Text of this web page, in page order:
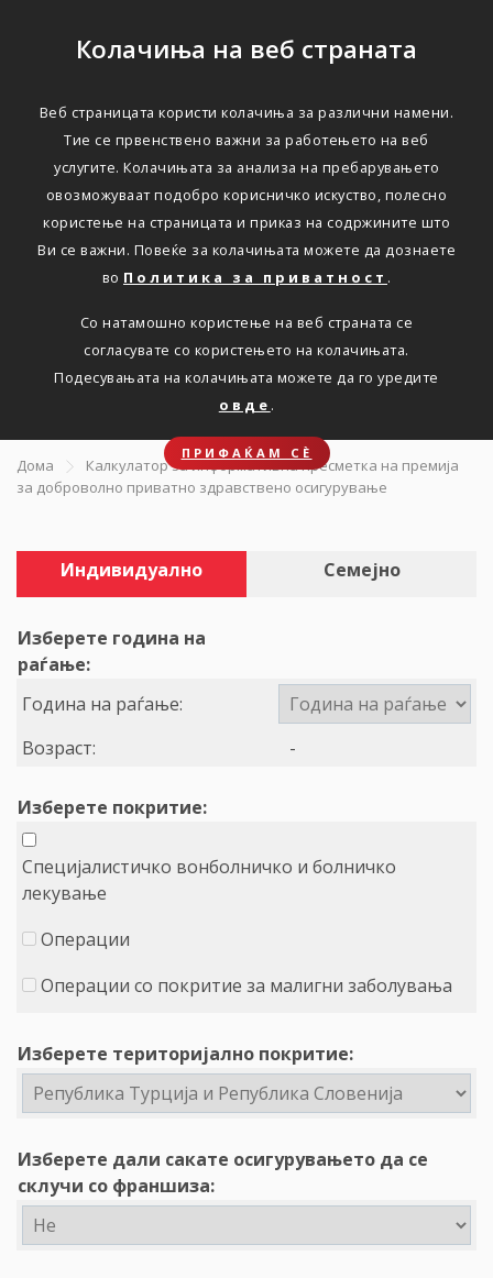
Колачиња на веб страната
Веб страницата користи колачиња за различни намени.
Тие се првенствено важни за работењето на веб
услугите. Колачињата за анализа на пребарувањето
овозможуваат подобро корисничко искуство, полесно
користење на страницата и приказ на содржините што
Ви се важни. Повеќе за колачињата можете да дознаете
во Политика за приватност .
Со натамошно користење на веб страната се
согласувате со користењето на колачињата.
Подесувањата на колачињата можете да го уредите
овде .
ПРИФАЌАМ СЀ
ДОБРОВОЛНО ПРИВАТНО ЗДРАВСТВЕНО
ОСИГУРУВАЊЕ
Направете
информативна
пресметка на премија за
здравствено
осигурување
Дома
Калкулатор за информативна пресметка на премија
за доброволно приватно здравствено осигурување
Индивидуално Семејно
Изберете година на
раѓање:
Година на раѓање:
Возраст:
-
Изберете покритие:
Специјалистичко вонболничко и болничко
лекување
Операции
Операции со покритие за малигни заболувања
Изберете територијално покритие:
Изберете дали сакате осигурувањето да се
склучи со франшиза: